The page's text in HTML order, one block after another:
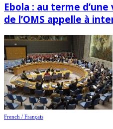
Ebola : au terme
de l’OMS appelle à
French / Français